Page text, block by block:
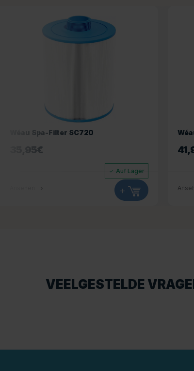
Wéau Spa-Filter SC720
35,95€
Auf Lager
+
VEELGESTELDE